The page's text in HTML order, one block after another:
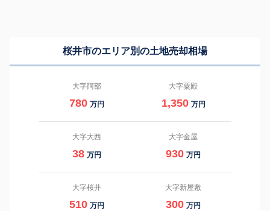
桜井市のエリア別の土地売却相場
大字阿部
780 万円
大字粟殿
1,350 万円
大字大西
38 万円
大字金屋
930 万円
大字桜井
510 万円
大字新屋敷
300 万円